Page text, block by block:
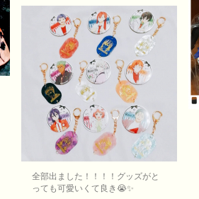
全部出ました！！！！グッズがと
っても可愛いくて良き😭✨